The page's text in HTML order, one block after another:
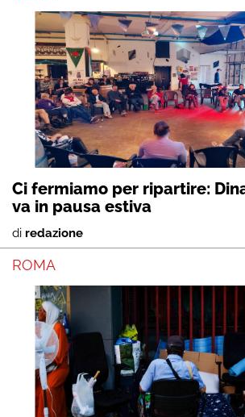
Ci fermiamo per ripartire:
va in pausa estiva
di redazione
ROMA